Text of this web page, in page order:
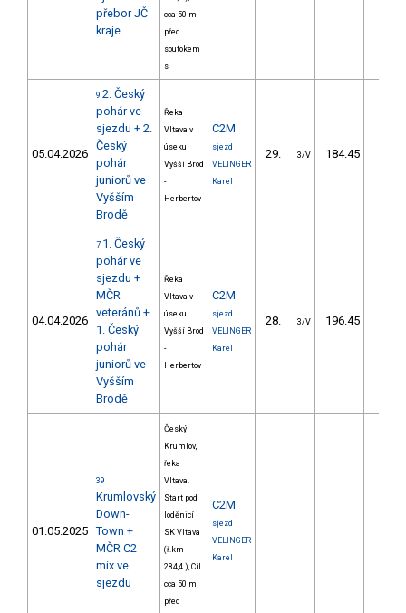
přebor JČ
kraje
cca 50 m
před
soutokem
s
05.04.2026
9 2. Český
pohár ve
sjezdu + 2.
Český
pohár
juniorů ve
Vyšším
Brodě
Řeka
Vltava v
úseku
Vyšší Brod
-
Herbertov
C2M
sjezd
VELINGER
Karel
29. 3/V 184.45
04.04.2026
7 1. Český
pohár ve
sjezdu +
MČR
veteránů +
1. Český
pohár
juniorů ve
Vyšším
Brodě
Řeka
Vltava v
úseku
Vyšší Brod
-
Herbertov
C2M
sjezd
VELINGER
Karel
28. 3/V 196.45
01.05.2025
39
Krumlovský
Down-
Town +
MČR C2
mix ve
sjezdu
Český
Krumlov,
řeka
Vltava.
Start pod
loděnicí
SK Vltava
(ř.km
284,4 ), Cíl
cca 50 m
před
C2M
sjezd
VELINGER
Karel